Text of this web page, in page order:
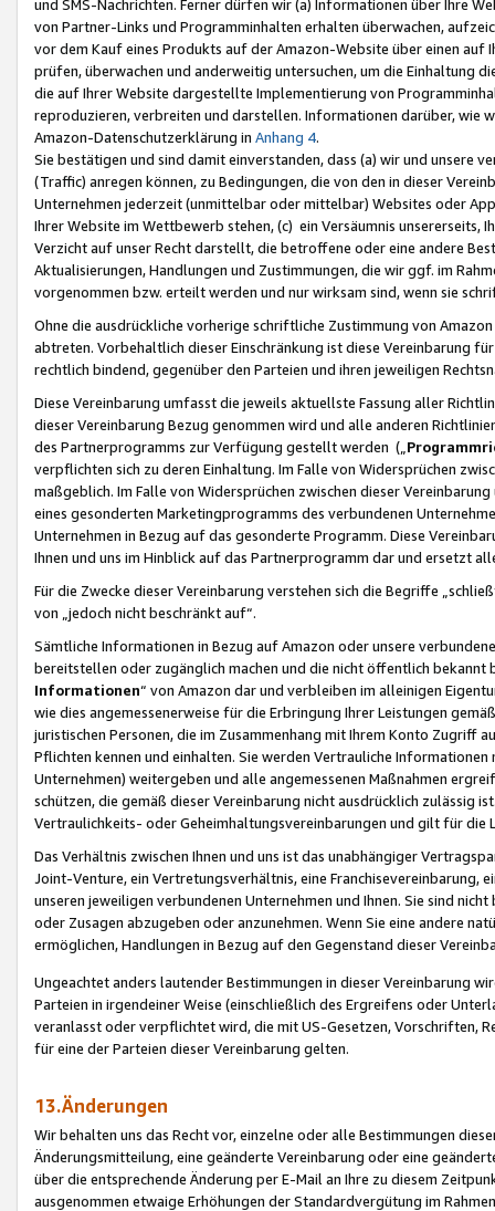
und SMS-Nachrichten. Ferner dürfen wir (a) Informationen über Ihre
von Partner-Links und Programminhalten erhalten überwachen,
vor dem Kauf eines Produkts auf der Amazon-Website über einen
prüfen, überwachen und anderweitig untersuchen, um die Einhaltung
die auf Ihrer Website dargestellte Implementierung von
reproduzieren, verbreiten und darstellen. Informationen darüber, wie
Amazon-Datenschutzerklärung in Anhang 4.
Sie bestätigen und sind damit einverstanden, dass (a) wir und
(Traffic) anregen können, zu Bedingungen, die von den in dieser
Unternehmen jederzeit (unmittelbar oder mittelbar) Websites oder
Ihrer Website im Wettbewerb stehen, (c) ein Versäumnis unsererseits,
Verzicht auf unser Recht darstellt, die betroffene oder eine andere
Aktualisierungen, Handlungen und Zustimmungen, die wir ggf. im
vorgenommen bzw. erteilt werden und nur wirksam sind, wenn sie
Ohne die ausdrückliche vorherige schriftliche Zustimmung von
abtreten. Vorbehaltlich dieser Einschränkung ist diese Vereinbarung
rechtlich bindend, gegenüber den Parteien und ihren jeweiligen
Diese Vereinbarung umfasst die jeweils aktuellste Fassung aller
dieser Vereinbarung Bezug genommen wird und alle anderen
des Partnerprogramms zur Verfügung gestellt werden („
verpflichten sich zu deren Einhaltung. Im Falle von Widersprüchen
maßgeblich. Im Falle von Widersprüchen zwischen dieser
eines gesonderten Marketingprogramms des verbundenen
Unternehmen in Bezug auf das gesonderte Programm. Diese
Ihnen und uns im Hinblick auf das Partnerprogramm dar und ersetzt
Für die Zwecke dieser Vereinbarung verstehen sich die Begriffe
von „jedoch nicht beschränkt auf“.
Sämtliche Informationen in Bezug auf Amazon oder unsere
bereitstellen oder zugänglich machen und die nicht öffentlich
Informationen“ von Amazon dar und verbleiben im alleinigen
wie dies angemessenerweise für die Erbringung Ihrer Leistungen
juristischen Personen, die im Zusammenhang mit Ihrem Konto
Pflichten kennen und einhalten. Sie werden Vertrauliche
Unternehmen) weitergeben und alle angemessenen Maßnahmen
schützen, die gemäß dieser Vereinbarung nicht ausdrücklich zulässig
Vertraulichkeits- oder Geheimhaltungsvereinbarungen und gilt für die
Das Verhältnis zwischen Ihnen und uns ist das unabhängiger
Joint-Venture, ein Vertretungsverhältnis, eine Franchisevereinbarung,
unseren jeweiligen verbundenen Unternehmen und Ihnen. Sie sind
oder Zusagen abzugeben oder anzunehmen. Wenn Sie eine andere
ermöglichen, Handlungen in Bezug auf den Gegenstand dieser
Ungeachtet anders lautender Bestimmungen in dieser Vereinbarung
Parteien in irgendeiner Weise (einschließlich des Ergreifens oder
veranlasst oder verpflichtet wird, die mit US-Gesetzen, Vorschriften,
für eine der Parteien dieser Vereinbarung gelten.
13.Änderungen
Wir behalten uns das Recht vor, einzelne oder alle Bestimmungen
Änderungsmitteilung, eine geänderte Vereinbarung oder eine
über die entsprechende Änderung per E-Mail an Ihre zu diesem
ausgenommen etwaige Erhöhungen der Standardvergütung im